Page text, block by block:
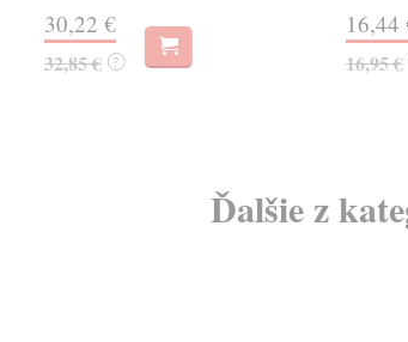
30,22 €
32,85 € ?
16,44
16,95 €
Ďalšie z